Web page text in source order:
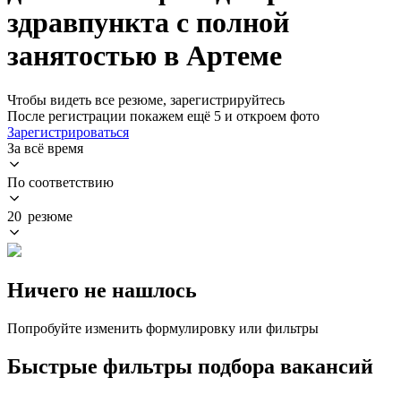
здравпункта с полной
занятостью в Артеме
Чтобы видеть все резюме, зарегистрируйтесь
После регистрации покажем ещё 5 и откроем фото
Зарегистрироваться
За всё время
По соответствию
20 резюме
Ничего не нашлось
Попробуйте изменить формулировку или фильтры
Быстрые фильтры подбора вакансий